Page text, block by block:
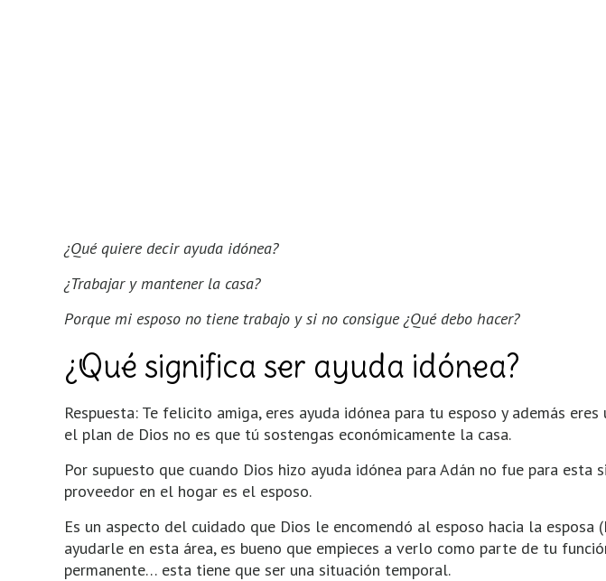
¿Qué quiere decir ayuda idónea?
¿Trabajar y mantener la casa?
Porque mi esposo no tiene trabajo y si no consigue ¿Qué debo hacer?
¿Qué significa ser ayuda idónea?
Respuesta: Te felicito amiga, eres ayuda idónea para tu esposo y además
el plan de Dios no es que tú sostengas económicamente la casa.
Por supuesto que cuando Dios hizo ayuda idónea para Adán no fue para esta
proveedor en el hogar es el esposo.
Es un aspecto del cuidado que Dios le encomendó al esposo hacia la esposa
ayudarle en esta área, es bueno que empieces a verlo como parte de tu
permanente… esta tiene que ser una situación temporal.